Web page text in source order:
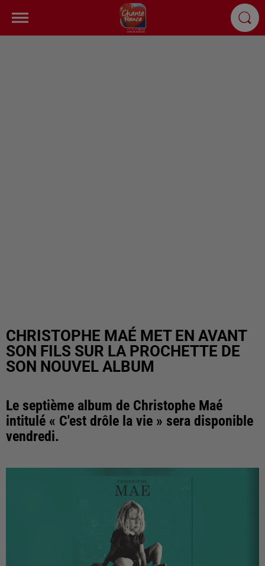
CHRISTOPHE MAÉ MET EN AVANT
SON FILS SUR LA PROCHETTE DE
SON NOUVEL ALBUM
Le septième album de Christophe Maé
intitulé « C'est drôle la vie » sera disponible
vendredi.